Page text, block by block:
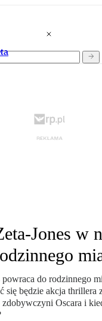
Jones w
powraca do rodzinnego
się będzie akcja thrillera
Oscara i